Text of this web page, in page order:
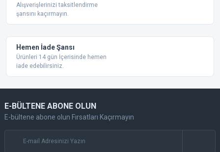
Alışverişlerinizi taksitlendirme
şansını kaçırmayın.
Hemen İade Şansı
Ürünleri 14 gün İçerisinde hemen
iade edebilirsiniz.
E-BÜLTENE ABONE OLUN
E-bültene abone olun Fırsatları Kaçırmayın